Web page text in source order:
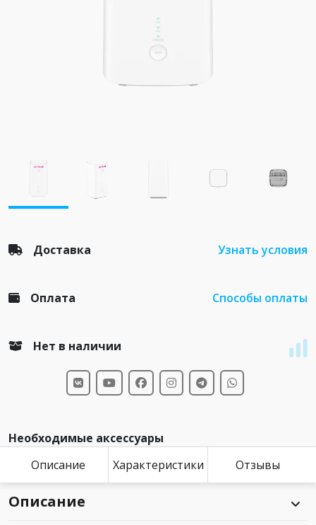
Доставка Узнать условия
Оплата Способы оплаты
Нет в наличии
Необходимые аксессуары
Описание
Характеристики Отзывы
Описание